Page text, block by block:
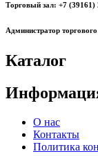
Торговый зал: +7 (39161)
Администратор
Каталог
О нас
Контакты
Политика